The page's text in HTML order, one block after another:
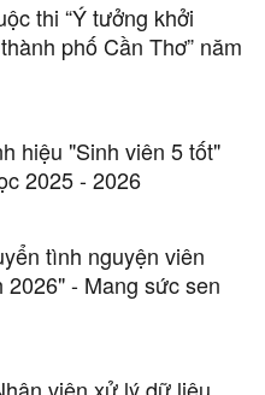
thi “Ý tưởng khởi
phố Cần Thơ” năm
hiệu "Sinh viên 5 tốt"
2025 - 2026
tình nguyện viên
- Mang sức sen